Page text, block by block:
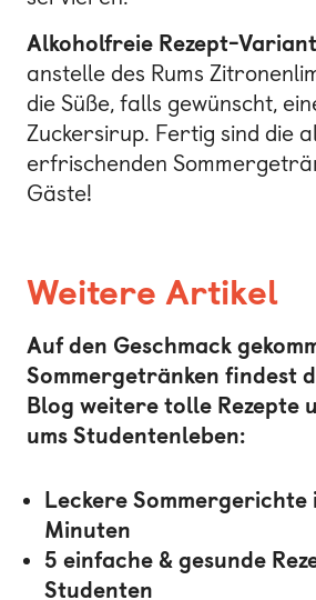
Alkoholfreie Rezept-
anstelle des Rums
die Süße, falls gewünscht,
Zuckersirup. Fertig sind die
erfrischenden
Gäste!
Weitere Artikel
Auf den Geschmack
Sommergetränken findest
Blog weitere tolle Rezepte
ums Studentenleben:
Leckere Sommergerichte
Minuten
5 einfache & gesunde
Studenten